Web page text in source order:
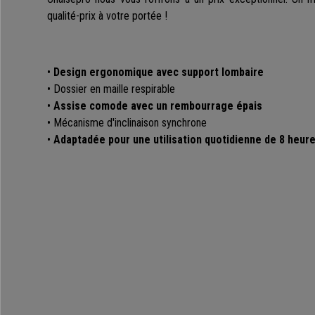
qualité-prix à votre portée !
• Design ergonomique avec support lombaire
• Dossier en maille respirable
• Assise comode avec un rembourrage épais
• Mécanisme d'inclinaison synchrone
• Adaptadée pour une utilisation quotidienne de 8